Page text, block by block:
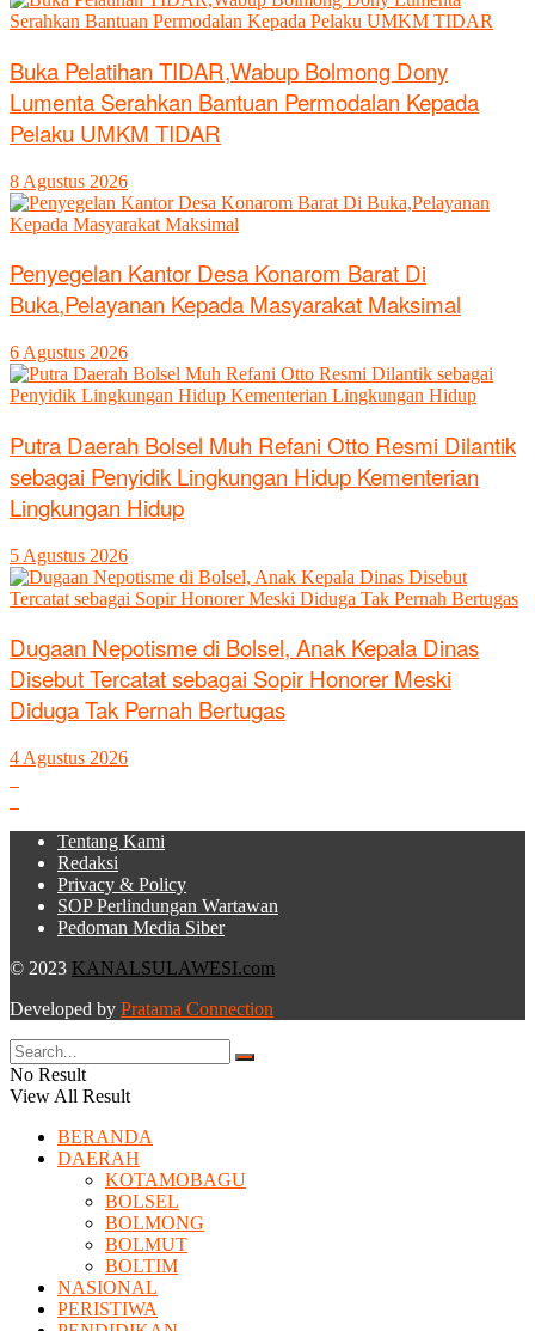
Buka Pelatihan TIDAR,Wabup Bolmong Dony
Lumenta Serahkan Bantuan Permodalan Kepada
Pelaku UMKM TIDAR
8 Agustus 2026
Penyegelan Kantor Desa Konarom Barat Di
Buka,Pelayanan Kepada Masyarakat Maksimal
6 Agustus 2026
Putra Daerah Bolsel Muh Refani Otto Resmi Dilantik
sebagai Penyidik Lingkungan Hidup Kementerian
Lingkungan Hidup
5 Agustus 2026
Dugaan Nepotisme di Bolsel, Anak Kepala Dinas
Disebut Tercatat sebagai Sopir Honorer Meski
Diduga Tak Pernah Bertugas
4 Agustus 2026
Tentang Kami
Redaksi
Privacy & Policy
SOP Perlindungan Wartawan
Pedoman Media Siber
© 2023 KANALSULAWESI.com
Developed by Pratama Connection
No Result
View All Result
BERANDA
DAERAH
KOTAMOBAGU
BOLSEL
BOLMONG
BOLMUT
BOLTIM
NASIONAL
PERISTIWA